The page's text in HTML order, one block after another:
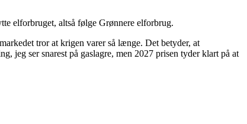
elforbruget, altså følge Grønnere elforbrug.
tror at krigen varer så længe. Det betyder, at
jeg ser snarest på gaslagre, men 2027 prisen tyder klart på at